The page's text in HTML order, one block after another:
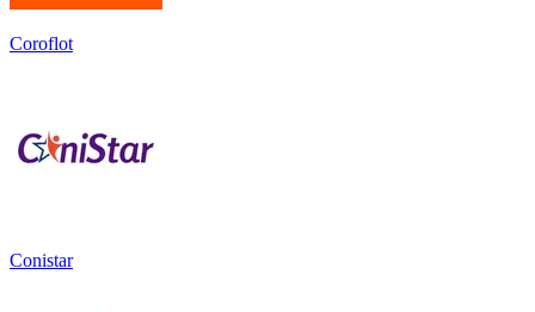
Coroflot
Conistar